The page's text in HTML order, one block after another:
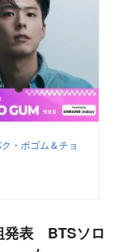
・ボゴム＆チョ
発表 BTSソロ